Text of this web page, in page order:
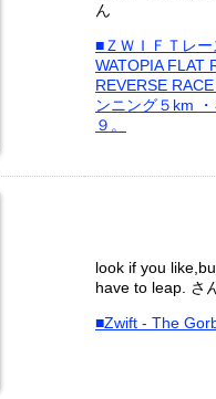
ん
■ＺＷＩＦＴレ
WATOPIA FLAT
REVERSE
ンニング５km
９。
look if you
have to leap. さ
■Zwift - The